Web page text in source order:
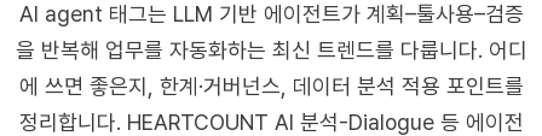
AI agent 태그는 LLM 기반 에이전트가 계획–툴사용–검증
을 반복해 업무를 자동화하는 최신 트렌드를 다룹니다. 어디
에 쓰면 좋은지, 한계·거버넌스, 데이터 분석 적용 포인트를
정리합니다. HEARTCOUNT AI 분석-Dialogue 등 에이전